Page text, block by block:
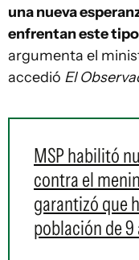
una nueva
enfrentan este
argumenta el
accedió El
MSP habilitó
contra el
garantizó que
población de 9